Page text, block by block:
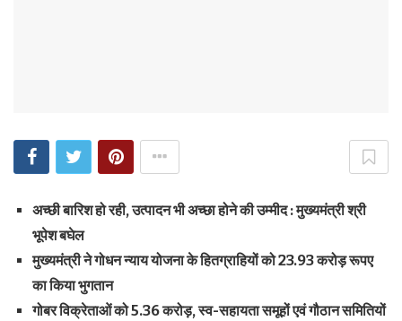
अच्छी बारिश हो रही, उत्पादन भी अच्छा होने की उम्मीद : मुख्यमंत्री श्री
भूपेश बघेल
मुख्यमंत्री ने गोधन न्याय योजना के हितग्राहियों को 23.93 करोड़ रूपए
का किया भुगतान
गोबर विक्रेताओं को 5.36 करोड़, स्व-सहायता समूहों एवं गौठान समितियों